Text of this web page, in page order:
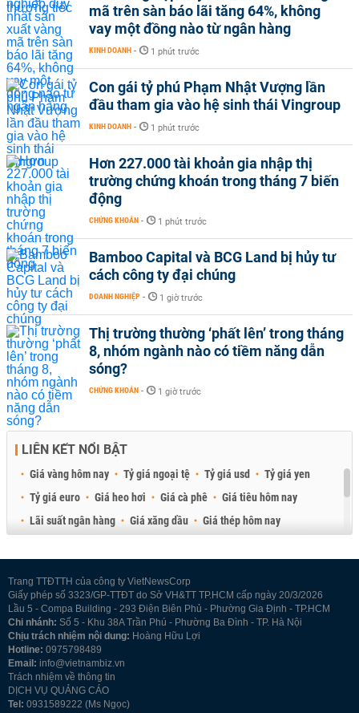
mã trên sàn báo lãi tăng 64%, không
vay một đồng nào từ ngân hàng
KINH DOANH - 1 phút trước
Con gái tỷ phú Phạm Nhật Vượng lần
đầu tham gia vào hệ sinh thái Vingroup
KINH DOANH - 1 phút trước
Hơn 227.000 tài khoản gia nhập thị
trường chứng khoán trong tháng 7 biến
động
CHỨNG KHOÁN - 1 phút trước
Bamboo Capital và BCG Land bị hủy tư
cách công ty đại chúng
DOANH NGHIỆP - 1 giờ trước
Thị trường thường ‘phất lên’ trong tháng
8, nhóm ngành nào có tiềm năng dẫn
sóng?
CHỨNG KHOÁN - 1 giờ trước
LIÊN KẾT NỔI BẬT
Giá vàng hôm nay Tỷ giá ngoại tệ Tỷ giá usd
Tỷ giá yen
Tỷ giá euro
Giá heo hơi Giá cà phê
Giá tiêu hôm nay
Lãi suất ngân hàng
Giá xăng dầu
Giá thép hôm nay
Trang TTĐTTH của công ty VietNewsCorp
Giấy phép số 3323/GP-TTĐT do Sở VH&TT TP.HCM cấp ngày 20/3/2026
Lầu 5 - Compa Building - 293 Điện Biên Phủ - Phường Gia Định - TP.HCM
Chi nhánh: Số 5 - Khu 38A Trần Phú - Phường Ba Đình - TP. Hà Nội
Chịu trách nhiệm nội dung: Hoàng Hữu Lợi
Hotline: 0975798489
Email: info@vietnambiz.vn
Trách nhiệm về thông tin
DỊCH VỤ QUẢNG CÁO
Tel: 0931589222 (Ms Ngọc)